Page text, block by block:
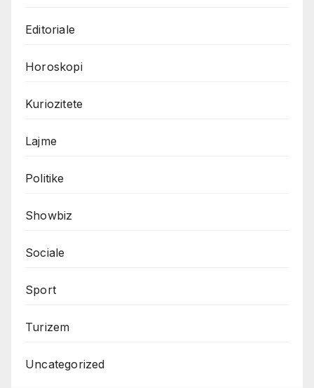
Editoriale
Horoskopi
Kuriozitete
Lajme
Politike
Showbiz
Sociale
Sport
Turizem
Uncategorized